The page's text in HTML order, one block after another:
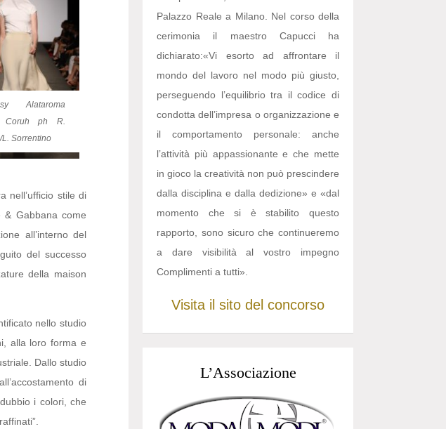
Alataroma
Coruh ph R.
L. Sorrentino
nell’ufficio stile di
& Gabbana come
all’interno del
del successo
della maison
nello studio
alla loro forma e
Dallo studio
di
i colori, che
Palazzo Reale a Milano. Nel corso della
cerimonia il maestro Capucci ha
dichiarato:«Vi esorto ad affrontare il
mondo del lavoro nel modo più giusto,
perseguendo l’equilibrio tra il codice di
condotta dell’impresa o organizzazione e
il comportamento personale: anche
l’attività più appassionante e che mette
in gioco la creatività non può prescindere
dalla disciplina e dalla dedizione» e «dal
momento che si è stabilito questo
rapporto, sono sicuro che continueremo
a dare visibilità al vostro impegno
Complimenti a tutti».
Visita il sito del concorso
L’Associazione